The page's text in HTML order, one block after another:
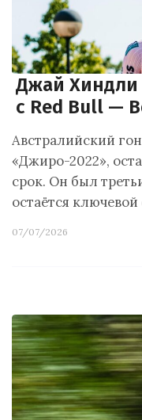
Джай Хиндли
с Red Bull —
Австралийский
«Джиро-2022»,
срок. Он был
остаётся
07/07/2026